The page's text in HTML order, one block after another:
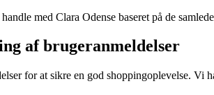
med Clara Odense baseret på de
af brugeranmeldelser
for at sikre en god shoppingoplevelse. Vi